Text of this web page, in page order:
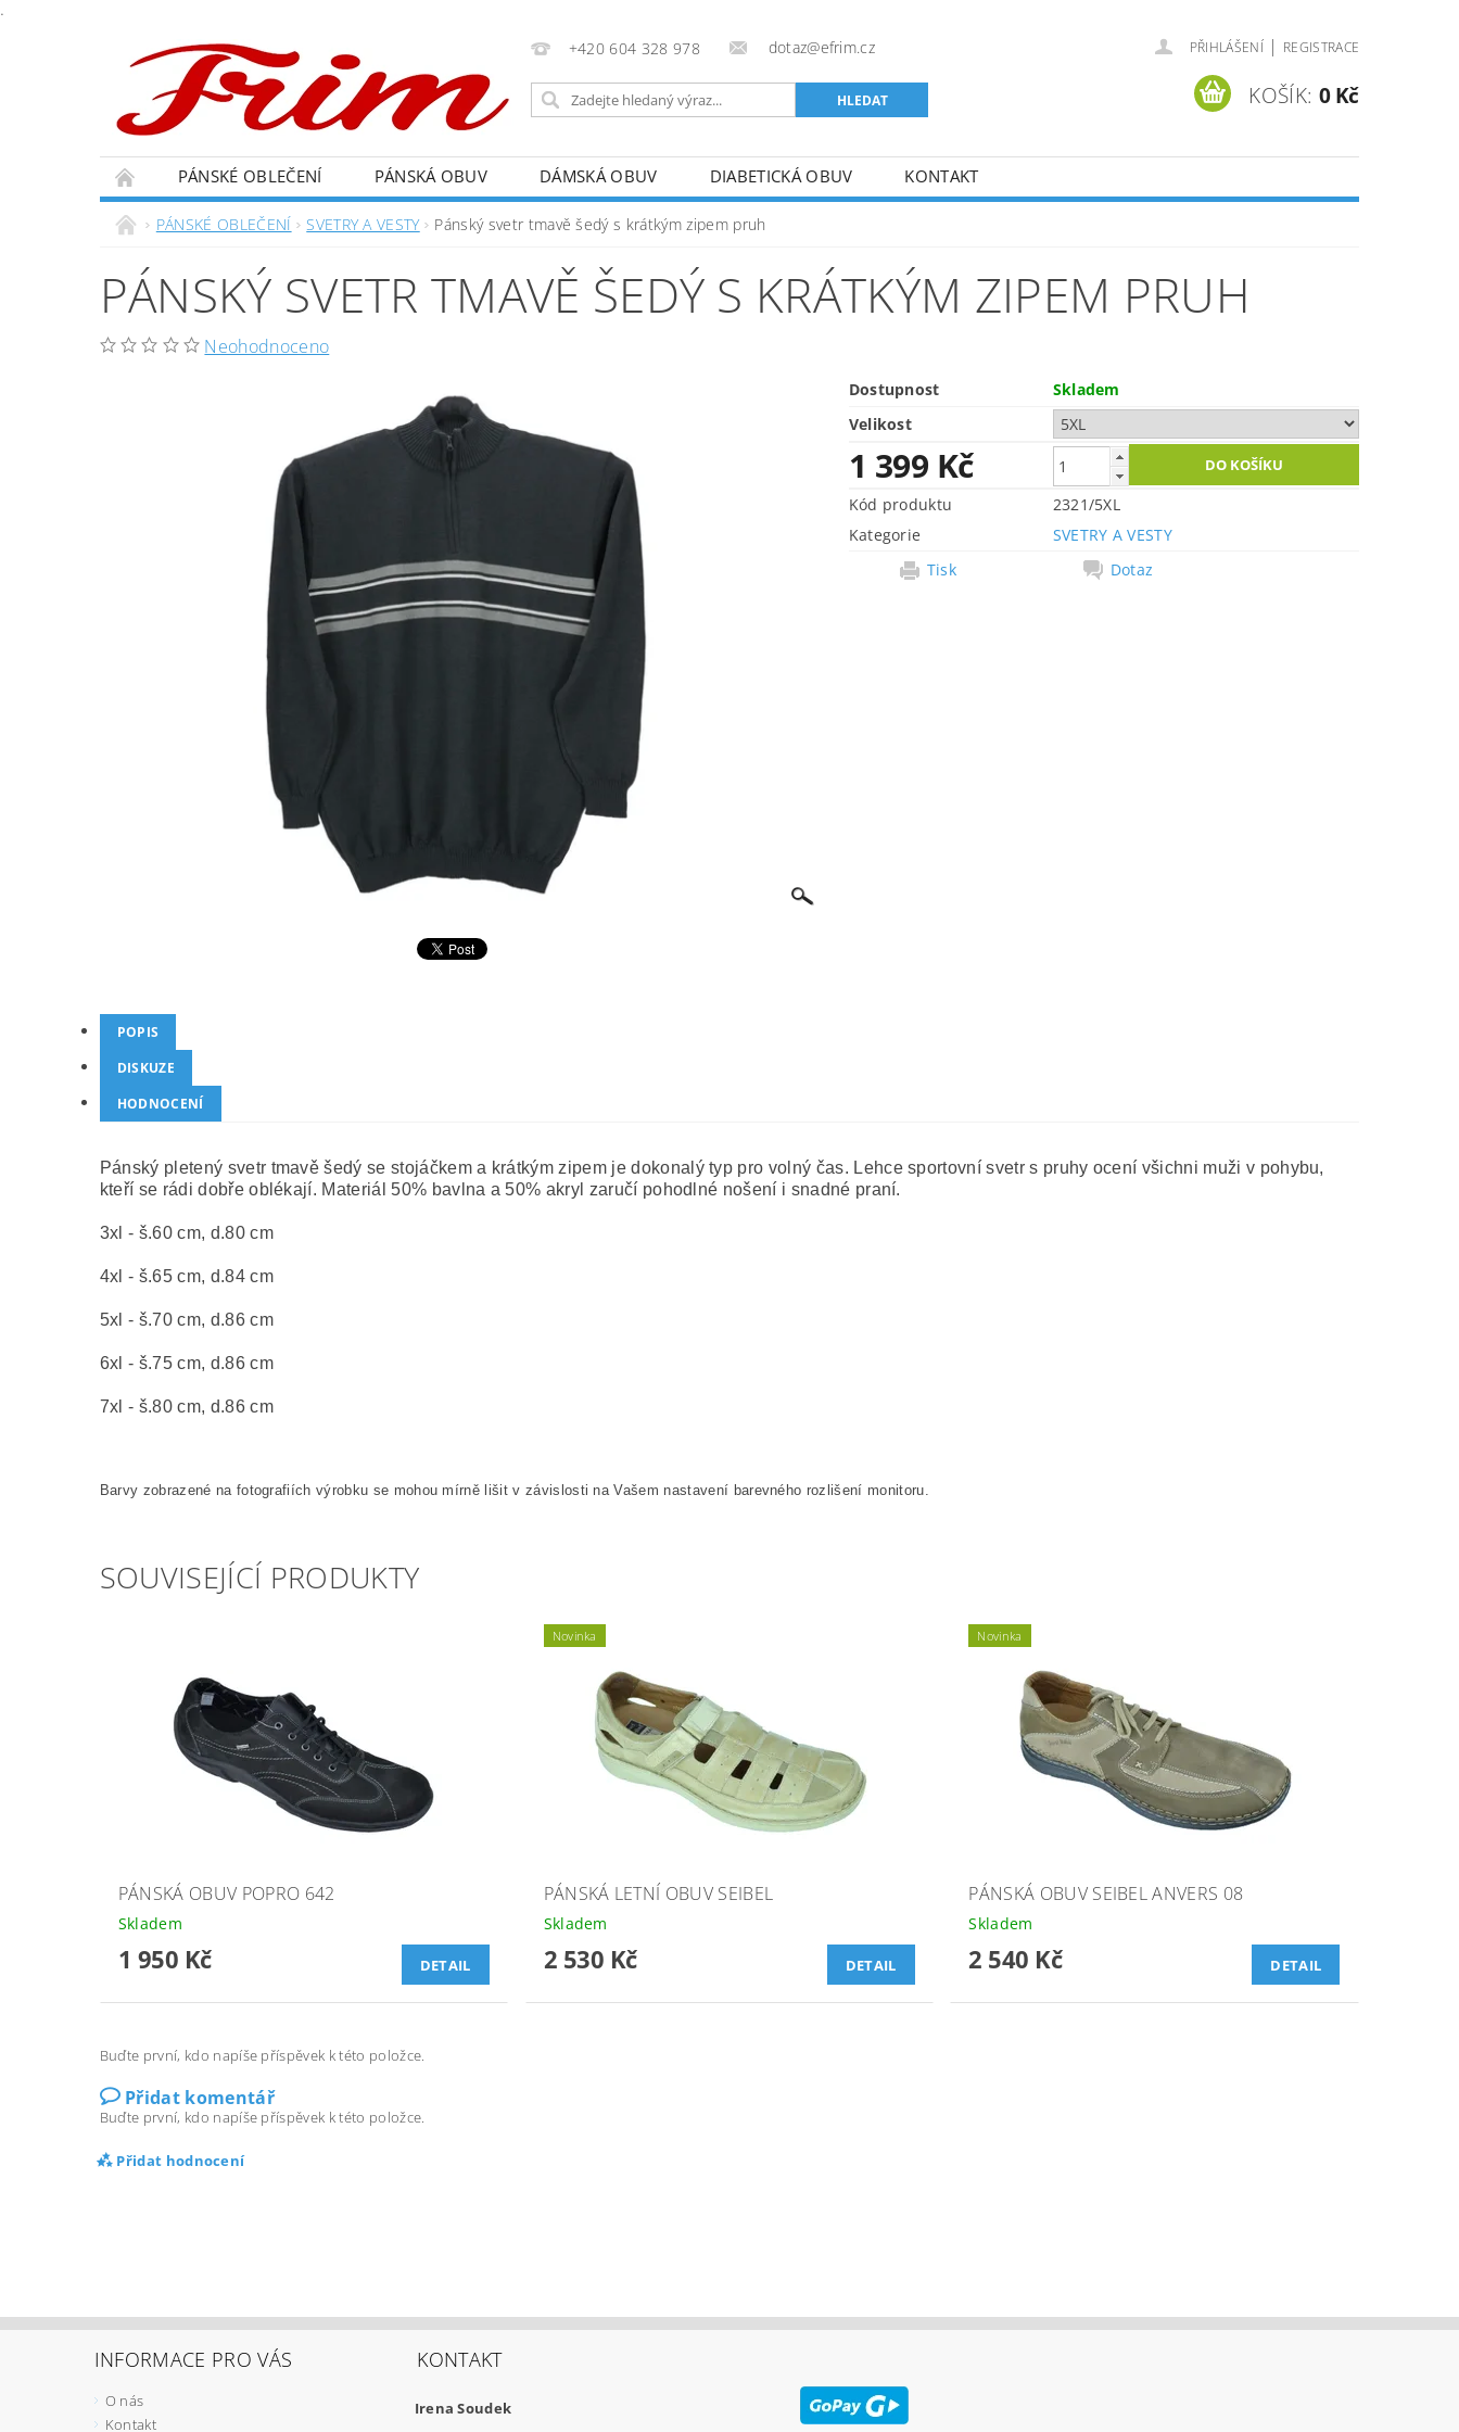
.
+420 604 328 978 dotaz@efrim.cz PŘIHLÁŠENÍ | REGISTRACE
KOŠÍK: 0 Kč
PÁNSKÉ OBLEČENÍ PÁNSKÁ OBUV DÁMSKÁ OBUV DIABETICKÁ OBUV KONTAKT
PÁNSKÉ OBLEČENÍ SVETRY A VESTY Pánský svetr tmavě šedý s krátkým zipem pruh
PÁNSKÝ SVETR TMAVĚ ŠEDÝ S KRÁTKÝM ZIPEM PRUH
Neohodnoceno
Dostupnost
Skladem
Velikost
1 399 Kč
Kód produktu
2321/5XL
Kategorie
SVETRY A VESTY
Tisk
Dotaz
POPIS
DISKUZE
HODNOCENÍ
Pánský pletený svetr tmavě šedý se stojáčkem a krátkým zipem je dokonalý typ pro volný čas. Lehce sportovní svetr s pruhy ocení všichni muži v pohybu,
kteří se rádi dobře oblékají. Materiál 50% bavlna a 50% akryl zaručí pohodlné nošení i snadné praní.
3xl - š.60 cm, d.80 cm
4xl - š.65 cm, d.84 cm
5xl - š.70 cm, d.86 cm
6xl - š.75 cm, d.86 cm
7xl - š.80 cm, d.86 cm
Barvy zobrazené na fotografiích výrobku se mohou mírně lišit v závislosti na Vašem nastavení barevného rozlišení monitoru.
SOUVISEJÍCÍ PRODUKTY
PÁNSKÁ OBUV POPRO 642
Skladem
1 950 Kč DETAIL
Novinka
PÁNSKÁ LETNÍ OBUV SEIBEL
Skladem
2 530 Kč DETAIL
Novinka
PÁNSKÁ OBUV SEIBEL ANVERS 08
Skladem
2 540 Kč DETAIL
Buďte první, kdo napíše příspěvek k této položce.
Přidat komentář
Buďte první, kdo napíše příspěvek k této položce.
Přidat hodnocení
INFORMACE PRO VÁS
O nás
Kontakt
KONTAKT
Irena Soudek